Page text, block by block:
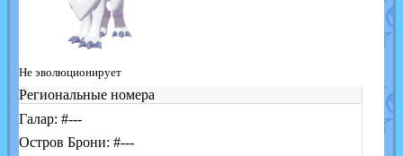
Не эволюционирует
Региональные номера
Галар: #---
Остров Брони: #---